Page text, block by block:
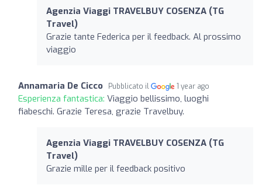
Agenzia Viaggi TRAVELBUY COSENZA (TG
Travel)
Grazie tante Federica per il feedback. Al prossimo
viaggio
Annamaria De Cicco Pubblicato il 1 year ago
Esperienza fantastica: Viaggio bellissimo, luoghi
fiabeschi. Grazie Teresa, grazie Travelbuy.
Agenzia Viaggi TRAVELBUY COSENZA (TG
Travel)
Grazie mille per il feedback positivo